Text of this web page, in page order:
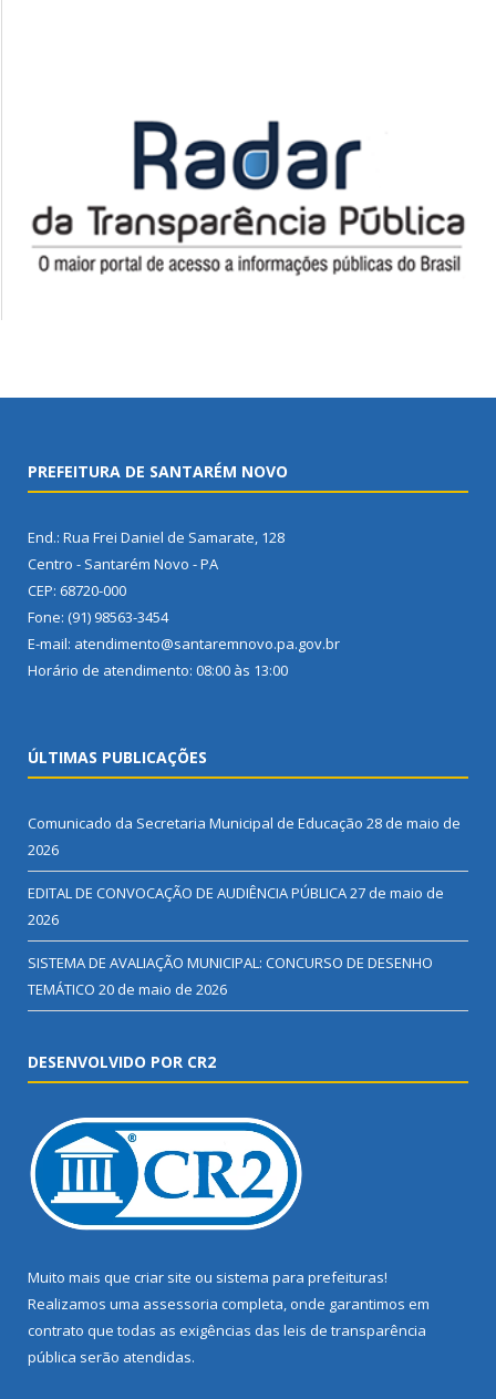
PREFEITURA DE SANTARÉM NOVO
End.: Rua Frei Daniel de Samarate, 128
Centro - Santarém Novo - PA
CEP: 68720-000
Fone: (91) 98563-3454
E-mail: atendimento@santaremnovo.pa.gov.br
Horário de atendimento: 08:00 às 13:00
ÚLTIMAS PUBLICAÇÕES
Comunicado da Secretaria Municipal de Educação 28 de maio de
2026
EDITAL DE CONVOCAÇÃO DE AUDIÊNCIA PÚBLICA27 de maio de
2026
SISTEMA DE AVALIAÇÃO MUNICIPAL: CONCURSO DE DESENHO
TEMÁTICO 20 de maio de 2026
DESENVOLVIDO POR CR2
Muito mais que criar site ou sistema para prefeituras!
Realizamos uma assessoria completa, onde garantimos em
contrato que todas as exigências das leis de transparência
pública serão atendidas.